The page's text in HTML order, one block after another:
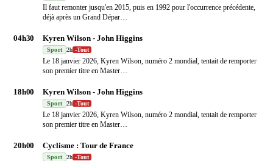
Il faut remonter jusqu'en 2015, puis en 1992 pour l'occurrence précédente,
déjà après un Grand Dépar…
04h30 Kyren Wilson - John Higgins
Sport 2h -Tout
Le 18 janvier 2026, Kyren Wilson, numéro 2 mondial, tentait de remporter
son premier titre en Master…
18h00 Kyren Wilson - John Higgins
Sport 2h -Tout
Le 18 janvier 2026, Kyren Wilson, numéro 2 mondial, tentait de remporter
son premier titre en Master…
20h00 Cyclisme : Tour de France
Sport 2h -Tout